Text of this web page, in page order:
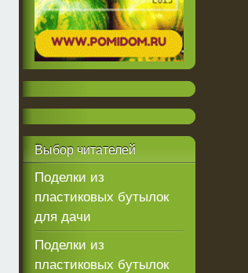
Выборчитателей
Поделки из
пластиковых бутылок
для дачи
Поделки из
пластиковых бутылок